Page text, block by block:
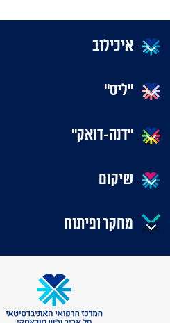
איכילוב
"ליס"
"דנה-דואק"
שיקום
מחקר ופיתוח